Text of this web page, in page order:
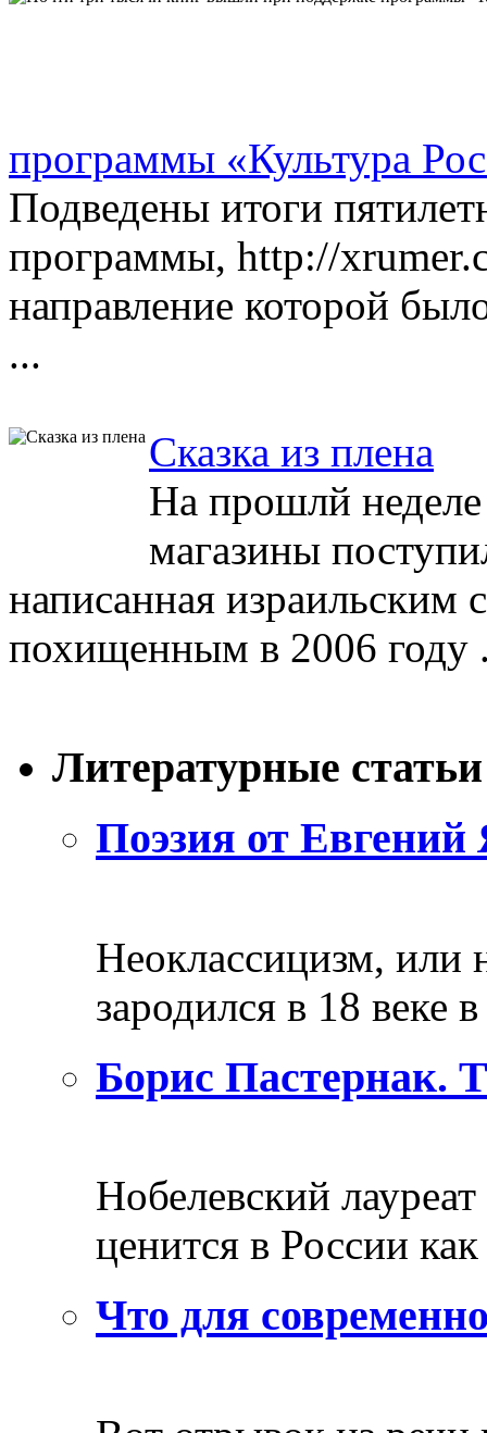
программы «Культура
Подведены итоги
программы, http://
направление которой
...
Сказка из плена
На прошлй
магазины
написанная
похищенным в 2006 году
Литературные статьи
Поэзия от Евгений
Неоклассицизм, или
зародился в 18 веке
Борис Пастернак.
Нобелевский
ценится в России
Что для